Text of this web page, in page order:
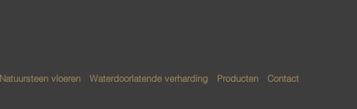
Natuursteen vloeren Waterdoorlatende verharding Producten Contact